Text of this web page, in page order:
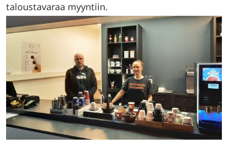
taloustavaraa myyntiin.